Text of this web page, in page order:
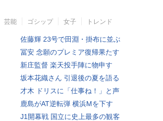
芸能 ゴシップ 女子 トレンド
佐藤輝 23号で田淵・掛布に並ぶ
冨安 念願のプレミア復帰果たす
新庄監督 楽天投手陣に物申す
坂本花織さん 引退後の夏を語る
才木 ドリスに「仕事ね！」と声
鹿島がAT逆転弾 横浜Mを下す
J1開幕戦 国立に史上最多の観客